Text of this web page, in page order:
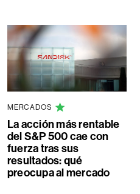
MERCADOS
La acción más rentable
del S&P 500 cae con
fuerza tras sus
resultados: qué
preocupa al mercado